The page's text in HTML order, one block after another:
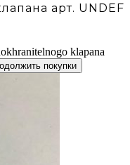
арт. UNDEF
покупки